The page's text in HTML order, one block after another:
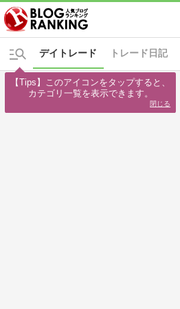
トレード日記
デイトレード
【Tips】このアイコンをタップすると、
カテゴリ一覧を表示できます。
閉じる